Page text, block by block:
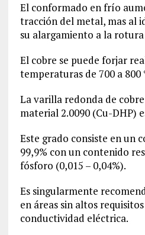
El conformado en frío
tracción del metal, mas al
su alargamiento a la
El cobre se puede forjar
temperaturas de 700 a 800
La varilla redonda de
material2.0090(Cu-DHP)
Este grado consiste en un
99,9% con un contenido
fósforo (0,015 – 0,04%).
Es singularmente
en áreas sin altos
conductividad eléctrica.